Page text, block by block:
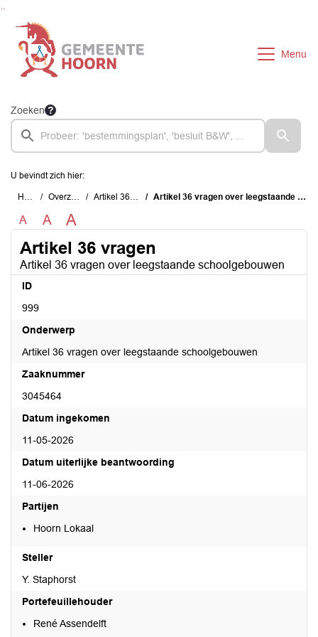
Menu
Zoeken
U bevindt zich hier:
Home Overzichten Artikel 36 vragen Artikel 36 vragen over leegstaande schoolgebouwen
A A A
Artikel 36 vragen
Artikel 36 vragen over leegstaande schoolgebouwen
ID
999
Onderwerp
Artikel 36 vragen over leegstaande schoolgebouwen
Zaaknummer
3045464
Datum ingekomen
11-05-2026
Datum uiterlijke beantwoording
11-06-2026
Partijen
Hoorn Lokaal
Steller
Y. Staphorst
Portefeuillehouder
René Assendelft